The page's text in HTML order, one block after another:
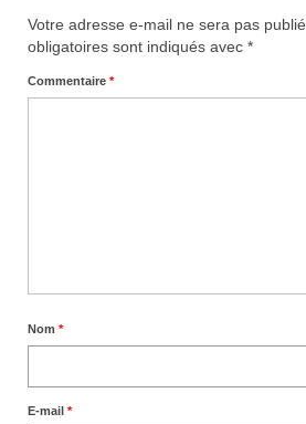
Votre adresse e-mail ne sera pas
obligatoires sont indiqués avec *
Commentaire *
Nom *
E-mail *